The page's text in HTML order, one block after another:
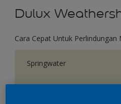
Dulux
Cara Cepat Untuk Perlindungan
Springwater